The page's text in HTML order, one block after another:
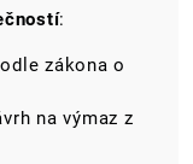
:
zákona o
na výmaz z